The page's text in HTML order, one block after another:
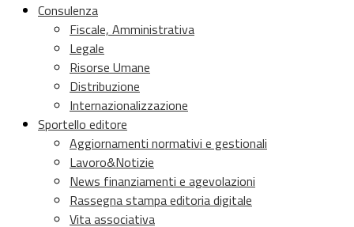
Consulenza
Fiscale, Amministrativa
Legale
Risorse Umane
Distribuzione
Internazionalizzazione
Sportello editore
Aggiornamenti normativi e gestionali
Lavoro&Notizie
News finanziamenti e agevolazioni
Rassegna stampa editoria digitale
Vita associativa